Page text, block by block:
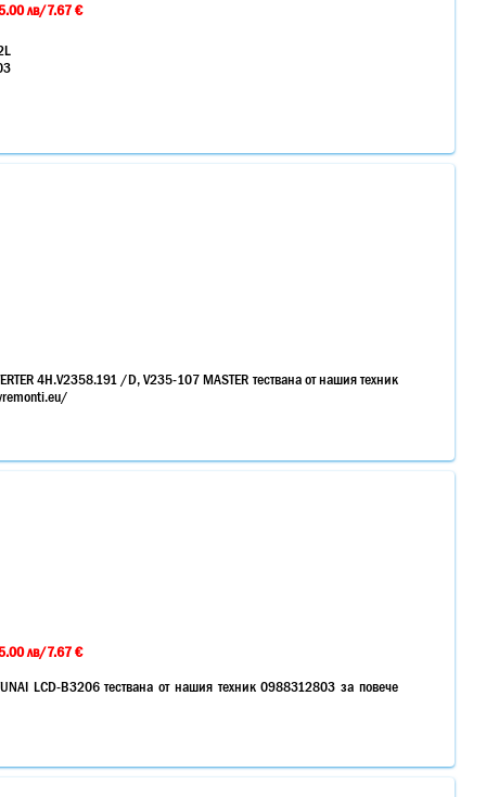
лв/7.67 €
4H.V2358.191 /D, V235-107 MASTER тествана от нашия техник
лв/7.67 €
LCD-B3206 тествана от нашия техник 0988312803 за повече